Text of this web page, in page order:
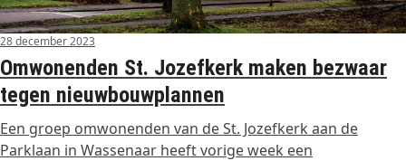
28 december 2023
Omwonenden St. Jozefkerk maken bezwaar
tegen nieuwbouwplannen
Een groep omwonenden van de St. Jozefkerk aan de
Parklaan in Wassenaar heeft vorige week een